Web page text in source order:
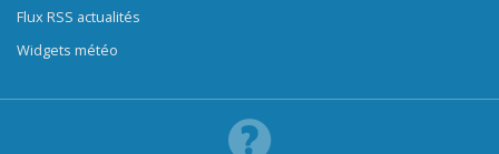
Flux RSS actualités
Widgets météo